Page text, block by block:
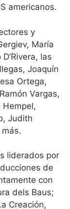
americanos.
y
María
las
Joaquín
Ortega,
Vargas,
Hempel,
Judith
liderados por
de
con
dels Baus;
Creación,